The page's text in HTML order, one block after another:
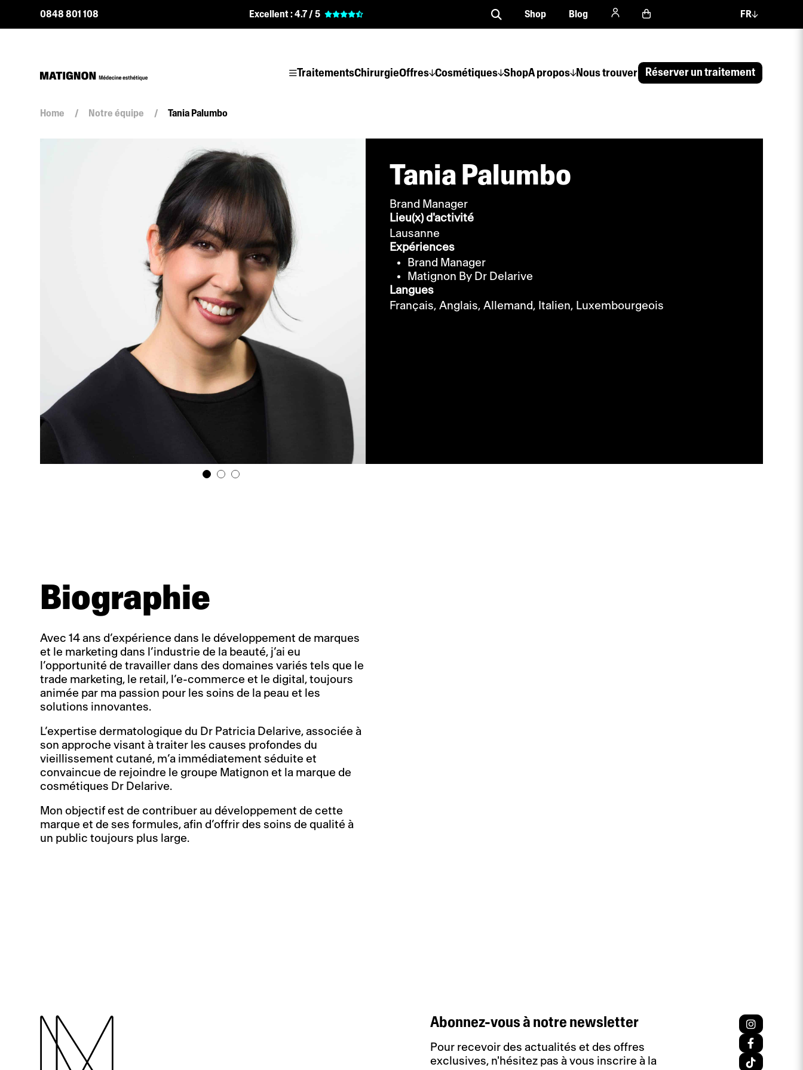
TraitementsChirurgieOffres Cosmétiques ShopA propos Nous trouver Réserver un traitement
0848 801 108 Excellent :4.7 / 5 Shop Blog FR
Home / Notre équipe / Tania Palumbo
Tania Palumbo
Brand Manager
Lieu(x) d'activité
Lausanne
Expériences
Brand Manager
Matignon By Dr Delarive
Langues
Français,Anglais,Allemand, Italien, Luxembourgeois
Biographie
Avec 14 ans d’expérience dans le développement de marques
et le marketing dans l’industrie de la beauté, j’ai eu
l’opportunité de travailler dans des domaines variés tels que le
trade marketing, le retail, l’e-commerce et le digital, toujours
animée par ma passion pour les soins de la peau et les
solutions innovantes.
L’expertise dermatologique du Dr Patricia Delarive, associée à
son approche visant à traiter les causes profondes du
vieillissement cutané, m’a immédiatement séduite et
convaincue de rejoindre le groupe Matignon et la marque de
cosmétiques Dr Delarive.
Mon objectif est de contribuer au développement de cette
marque et de ses formules, afin d’offrir des soins de qualité à
un public toujours plus large.
Abonnez-vous à notre newsletter
Pour recevoir des actualités et des offres
exclusives, n'hésitez pas à vous inscrire à la